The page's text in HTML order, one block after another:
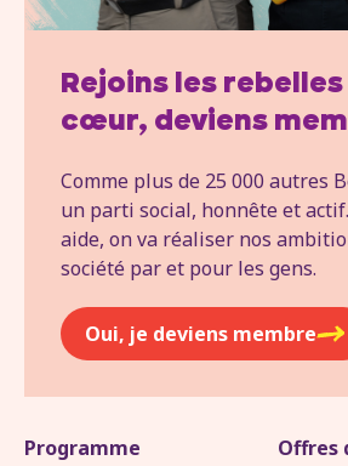
Rejoins les
cœur, deviens
Comme plus de 25 000 autres
un parti social, honnête et
aide, on va réaliser nos
société par et pour les gens.
Oui, je deviens membre
Programme Offres